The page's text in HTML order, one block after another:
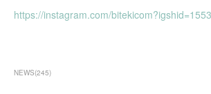
https://instagram.com/
NEWS(245)